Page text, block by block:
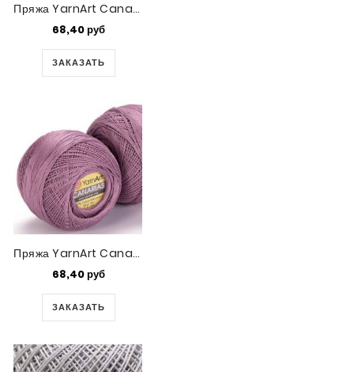
Пряжа YarnArt Canarias (4939)
68,40 руб
ЗАКАЗАТЬ
Пряжа YarnArt Canarias (4931)
68,40 руб
ЗАКАЗАТЬ